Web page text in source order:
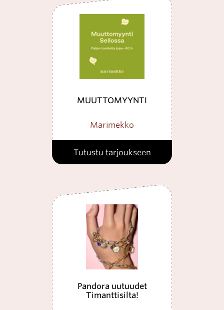
MUUTTOMYYNTI
Marimekko
Tutustu tarjoukseen
Pandora uutuudet
Timanttisilta!